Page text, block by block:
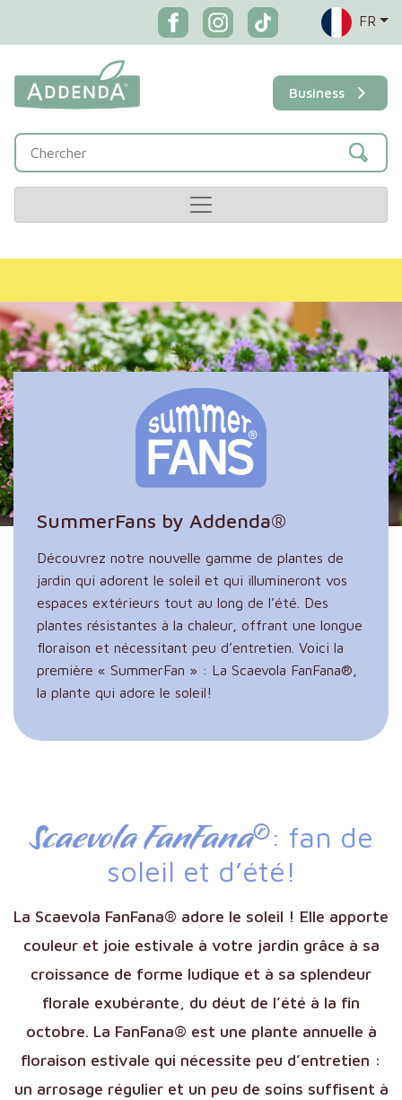
FR
Business
SummerFans by Addenda®
Découvrez notre nouvelle gamme de plantes de
jardin qui adorent le soleil et qui illumineront vos
espaces extérieurs tout au long de l’été. Des
plantes résistantes à la chaleur, offrant une longue
floraison et nécessitant peu d’entretien. Voici la
première « SummerFan » : La Scaevola FanFana®,
la plante qui adore le soleil!
Scaevola FanFana®: fan de
soleil et d’été!
La Scaevola FanFana® adore le soleil ! Elle apporte
couleur et joie estivale à votre jardin grâce à sa
croissance de forme ludique et à sa splendeur
florale exubérante, du déut de l’été à la fin
octobre. La FanFana® est une plante annuelle à
floraison estivale qui nécessite peu d’entretien :
un arrosage régulier et un peu de soins suffisent à